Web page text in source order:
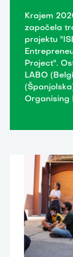
Krajem
započela
projektu
Project".
LABO
Organising